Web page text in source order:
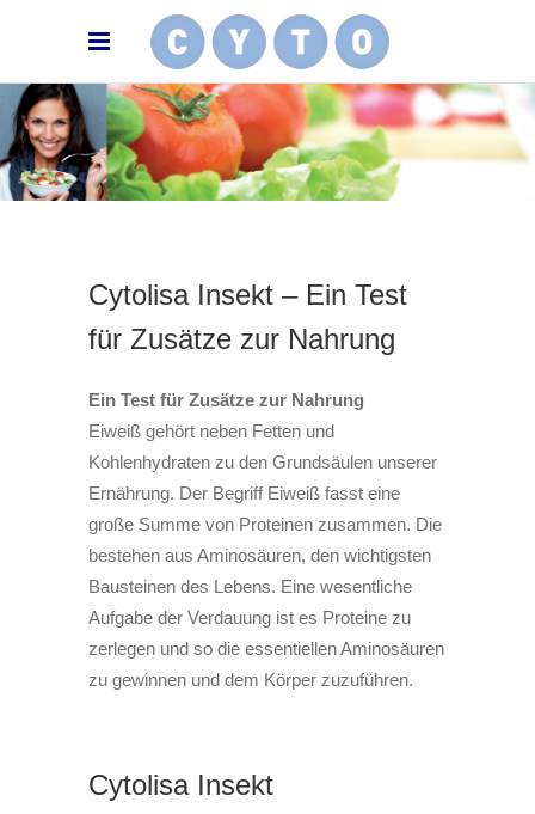
Cytolisa Insekt – Ein Test
für Zusätze zur Nahrung
Ein Test für Zusätze zur Nahrung
Eiweiß gehört neben Fetten und
Kohlenhydraten zu den Grundsäulen unserer
Ernährung. Der Begriff Eiweiß fasst eine
große Summe von Proteinen zusammen. Die
bestehen aus Aminosäuren, den wichtigsten
Bausteinen des Lebens. Eine wesentliche
Aufgabe der Verdauung ist es Proteine zu
zerlegen und so die essentiellen Aminosäuren
zu gewinnen und dem Körper zuzuführen.
Cytolisa Insekt